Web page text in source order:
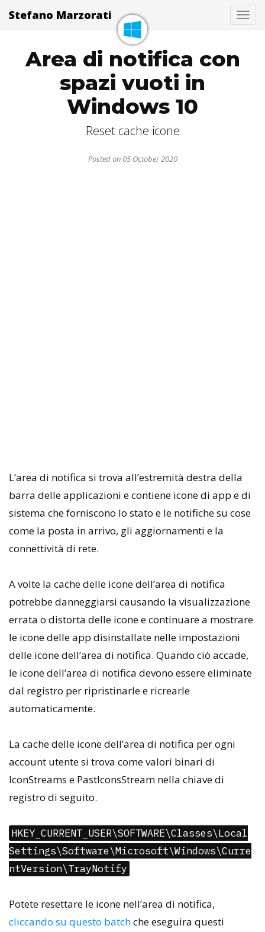
Stefano Marzorati
Area di notifica con
spazi vuoti in
Windows 10
Reset cache icone
Posted on 05 October 2020
L’area di notifica si trova all’estremità destra della
barra delle applicazioni e contiene icone di app e di
sistema che forniscono lo stato e le notifiche su cose
come la posta in arrivo, gli aggiornamenti e la
connettività di rete.
A volte la cache delle icone dell’area di notifica
potrebbe danneggiarsi causando la visualizzazione
errata o distorta delle icone e continuare a mostrare
le icone delle app disinstallate nelle impostazioni
delle icone dell’area di notifica. Quando ciò accade,
le icone dell’area di notifica devono essere eliminate
dal registro per ripristinarle e ricrearle
automaticamente.
La cache delle icone dell’area di notifica per ogni
account utente si trova come valori binari di
IconStreams e PastIconsStream nella chiave di
registro di seguito.
HKEY_CURRENT_USER\SOFTWARE\Classes\Local
Settings\Software\Microsoft\Windows\Curre
ntVersion\TrayNotify
Potete resettare le icone nell’area di notifica,
cliccando su questo batchche eseguira questi